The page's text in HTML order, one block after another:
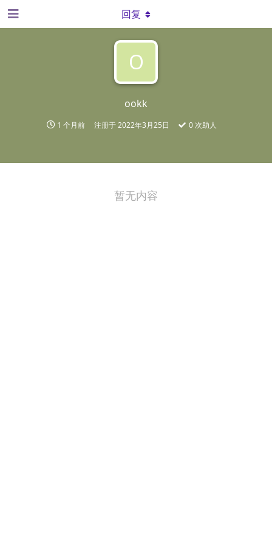
O
ookk
1 个月前 注册于2022年3月25日 0次助人
回复
暂无内容